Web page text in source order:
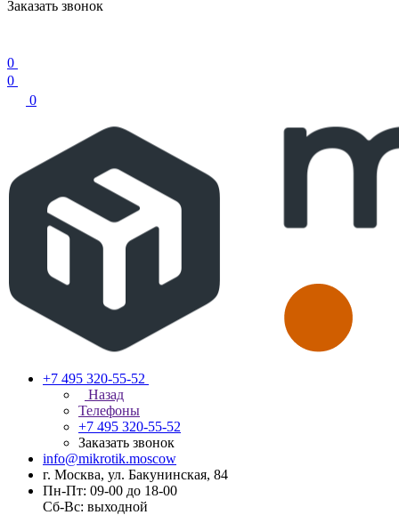
Заказать звонок
0
0
0
+7 495 320-55-52
Назад
Телефоны
+7 495 320-55-52
Заказать звонок
info@mikrotik.moscow
г. Москва, ул. Бакунинская, 84
Пн-Пт: 09-00 до 18-00
Сб-Вс: выходной